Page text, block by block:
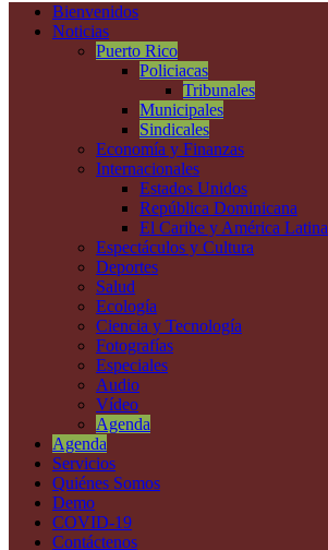
Bienvenidos
Noticias
Puerto Rico
Policiacas
Tribunales
Municipales
Sindicales
Economía y Finanzas
Internacionales
Estados Unidos
República Dominicana
El Caribe y América Latina
Espectáculos y Cultura
Deportes
Salud
Ecología
Ciencia y Tecnología
Fotografías
Especiales
Audio
Vídeo
Agenda
Agenda
Servicios
Quiénes Somos
Demo
COVID-19
Contáctenos